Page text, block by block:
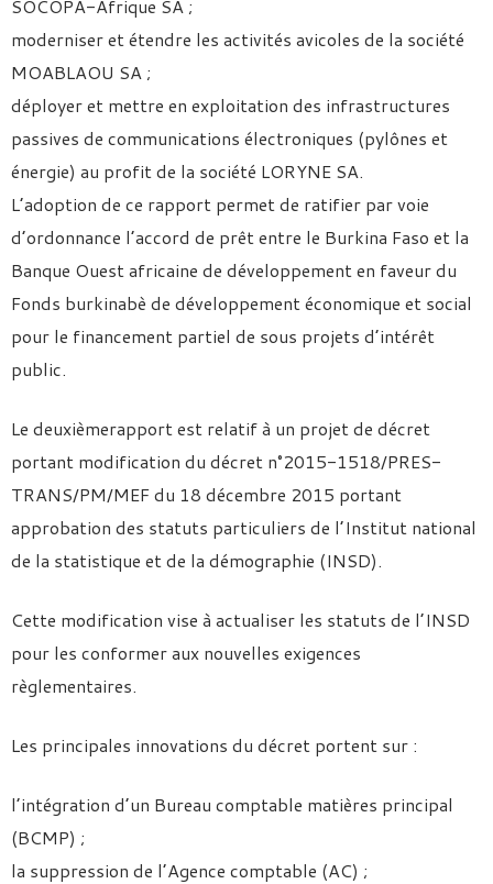
SOCOPA-Afrique SA ;
moderniser et étendre les activités avicoles de la société
MOABLAOU SA ;
déployer et mettre en exploitation des infrastructures
passives de communications électroniques (pylônes et
énergie) au profit de la société LORYNE SA.
L’adoption de ce rapport permet de ratifier par voie
d’ordonnance l’accord de prêt entre le Burkina Faso et la
Banque Ouest africaine de développement en faveur du
Fonds burkinabè de développement économique et social
pour le financement partiel de sous projets d’intérêt
public.
Le deuxièmerapport est relatif à un projet de décret
portant modification du décret n°2015-1518/PRES-
TRANS/PM/MEF du 18 décembre 2015 portant
approbation des statuts particuliers de l’Institut national
de la statistique et de la démographie (INSD).
Cette modification vise à actualiser les statuts de l’INSD
pour les conformer aux nouvelles exigences
règlementaires.
Les principales innovations du décret portent sur :
l’intégration d’un Bureau comptable matières principal
(BCMP) ;
la suppression de l’Agence comptable (AC) ;